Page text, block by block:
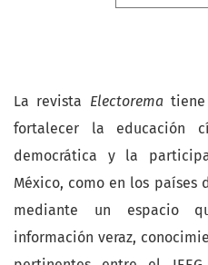
La revista Electorematiene
fortalecer la educación
democrática y la
México, como en los países
mediante un espacio
información veraz,